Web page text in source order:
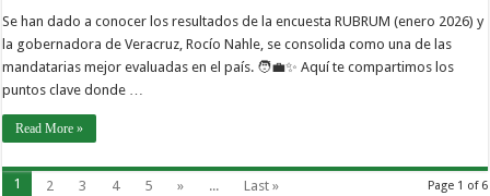
Se han dado a conocer los resultados de la encuesta RUBRUM (enero 2026) y
la gobernadora de Veracruz, Rocío Nahle, se consolida como una de las
mandatarias mejor evaluadas en el país. 🧑‍💼✨ Aquí te compartimos los
puntos clave donde …
Read More »
Page 1 of 6
1 2 3 4 5 » ... Last »